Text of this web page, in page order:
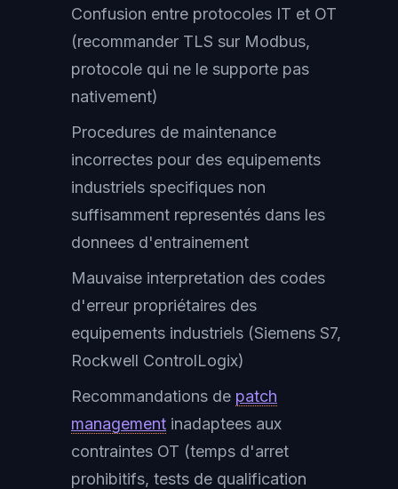
Confusion entre protocoles IT et OT
(recommander TLS sur Modbus,
protocole qui ne le supporte pas
nativement)
Procedures de maintenance
incorrectes pour des equipements
industriels specifiques non
suffisamment representés dans les
donnees d'entrainement
Mauvaise interpretation des codes
d'erreur propriétaires des
equipements industriels (Siemens S7,
Rockwell ControlLogix)
Recommandations de patch
management inadaptees aux
contraintes OT (temps d'arret
prohibitifs, tests de qualification